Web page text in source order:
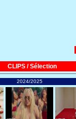
CLIPS / Sélection
2024/2025